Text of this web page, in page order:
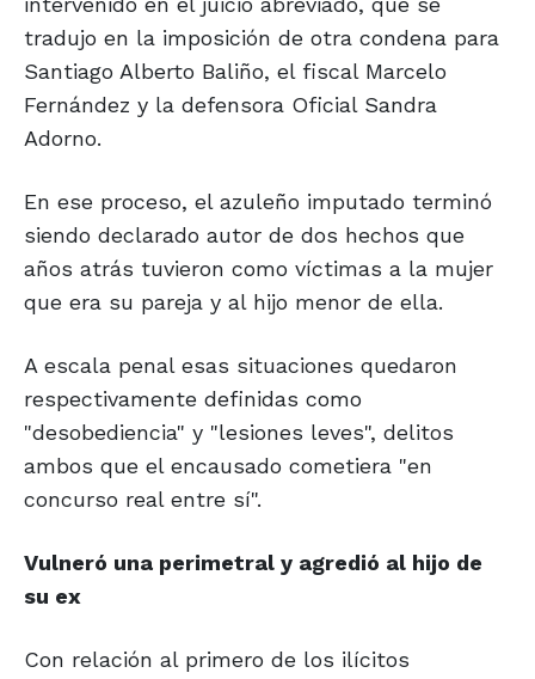
tradujo en la imposición de otra condena para
Santiago Alberto Baliño, el fiscal Marcelo
Fernández y la defensora Oficial Sandra
Adorno.
En ese proceso, el azuleño imputado terminó
siendo declarado autor de dos hechos que
años atrás tuvieron como víctimas a la mujer
que era su pareja y al hijo menor de ella.
A escala penal esas situaciones quedaron
respectivamente definidas como
"desobediencia" y "lesiones leves", delitos
ambos que el encausado cometiera "en
concurso real entre sí".
Vulneró una perimetral y agredió al hijo de
su ex
Con relación al primero de los ilícitos